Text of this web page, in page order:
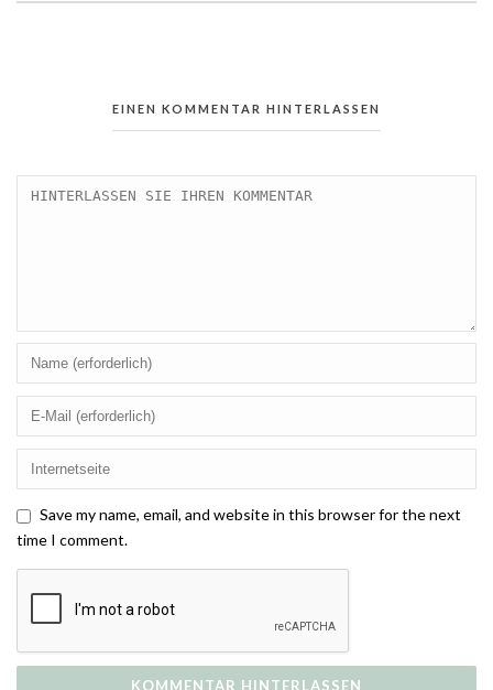
EINEN KOMMENTAR HINTERLASSEN
Save my name, email, and website in this browser for the next
time I comment.